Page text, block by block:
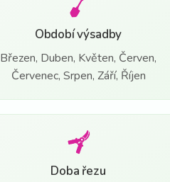
Období výsadby
Březen, Duben, Květen, Červen,
Červenec, Srpen, Září, Říjen
Doba řezu